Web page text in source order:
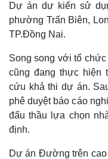
Dự án dự kiến sử
phường Trấn Biên,
TP.Đồng Nai.
Song song với tổ
cũng đang thực hiện
cứu khả thi dự án.
phê duyệt báo cáo
đấu thầu lựa chọn
định.
Dự án Đường trên